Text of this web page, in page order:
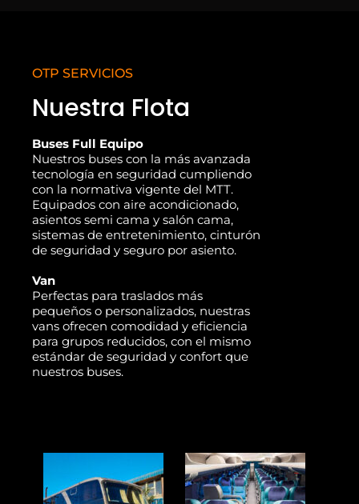
OTP SERVICIOS
Nuestra Flota
Buses Full Equipo
Nuestros buses con la más avanzada
tecnología en seguridad cumpliendo
con la normativa vigente del MTT.
Equipados con aire acondicionado,
asientos semi cama y salón cama,
sistemas de entretenimiento, cinturón
de seguridad y seguro por asiento.
Van
Perfectas para traslados más
pequeños o personalizados, nuestras
vans ofrecen comodidad y eficiencia
para grupos reducidos, con el mismo
estándar de seguridad y confort que
nuestros buses.